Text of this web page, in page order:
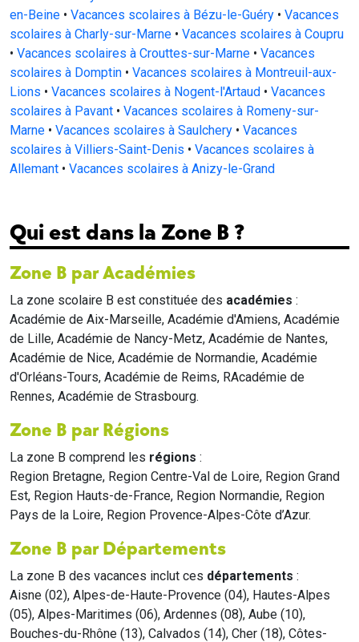
en-Beine • Vacances scolaires à Bézu-le-Guéry • Vacances
scolaires à Charly-sur-Marne • Vacances scolaires à Coupru
• Vacances scolaires à Crouttes-sur-Marne • Vacances
scolaires à Domptin • Vacances scolaires à Montreuil-aux-
Lions • Vacances scolaires à Nogent-l'Artaud • Vacances
scolaires à Pavant • Vacances scolaires à Romeny-sur-
Marne • Vacances scolaires à Saulchery • Vacances
scolaires à Villiers-Saint-Denis • Vacances scolaires à
Allemant • Vacances scolaires à Anizy-le-Grand
Qui est dans la Zone B ?
Zone B par Académies
La zone scolaire B est constituée des académies :
Académie de Aix-Marseille, Académie d'Amiens, Académie
de Lille, Académie de Nancy-Metz, Académie de Nantes,
Académie de Nice, Académie de Normandie, Académie
d'Orléans-Tours, Académie de Reims, RAcadémie de
Rennes, Académie de Strasbourg.
Zone B par Régions
La zone B comprend les régions :
Region Bretagne, Region Centre-Val de Loire, Region Grand
Est, Region Hauts-de-France, Region Normandie, Region
Pays de la Loire, Region Provence-Alpes-Côte d’Azur.
Zone B par Départements
La zone B des vacances inclut ces départements :
Aisne (02), Alpes-de-Haute-Provence (04), Hautes-Alpes
(05), Alpes-Maritimes (06), Ardennes (08), Aube (10),
Bouches-du-Rhône (13), Calvados (14), Cher (18), Côtes-